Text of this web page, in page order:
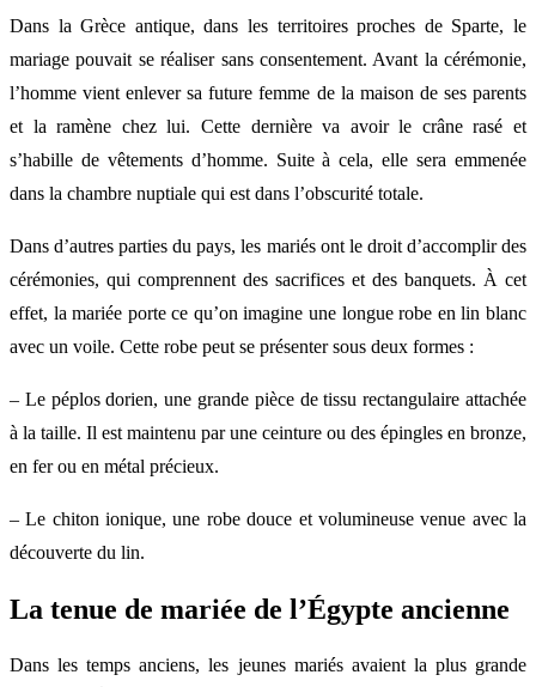
Dans la Grèce antique, dans les territoires proches de Sparte, le
mariage pouvait se réaliser sans consentement. Avant la cérémonie,
l’homme vient enlever sa future femme de la maison de ses parents
et la ramène chez lui. Cette dernière va avoir le crâne rasé et
s’habille de vêtements d’homme. Suite à cela, elle sera emmenée
dans la chambre nuptiale qui est dans l’obscurité totale.
Dans d’autres parties du pays, les mariés ont le droit d’accomplir des
cérémonies, qui comprennent des sacrifices et des banquets. À cet
effet, la mariée porte ce qu’on imagine une longue robe en lin blanc
avec un voile. Cette robe peut se présenter sous deux formes :
– Le péplos dorien, une grande pièce de tissu rectangulaire attachée
à la taille. Il est maintenu par une ceinture ou des épingles en bronze,
en fer ou en métal précieux.
– Le chiton ionique, une robe douce et volumineuse venue avec la
découverte du lin.
La tenue de mariée de l’Égypte ancienne
Dans les temps anciens, les jeunes mariés avaient la plus grande